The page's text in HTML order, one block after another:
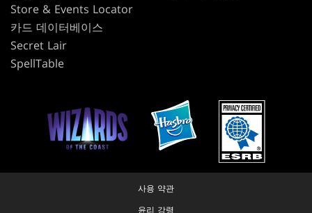
Store & Events Locator
카드 데이터베이스
Secret Lair
SpellTable
사용 약관
윤리 강령